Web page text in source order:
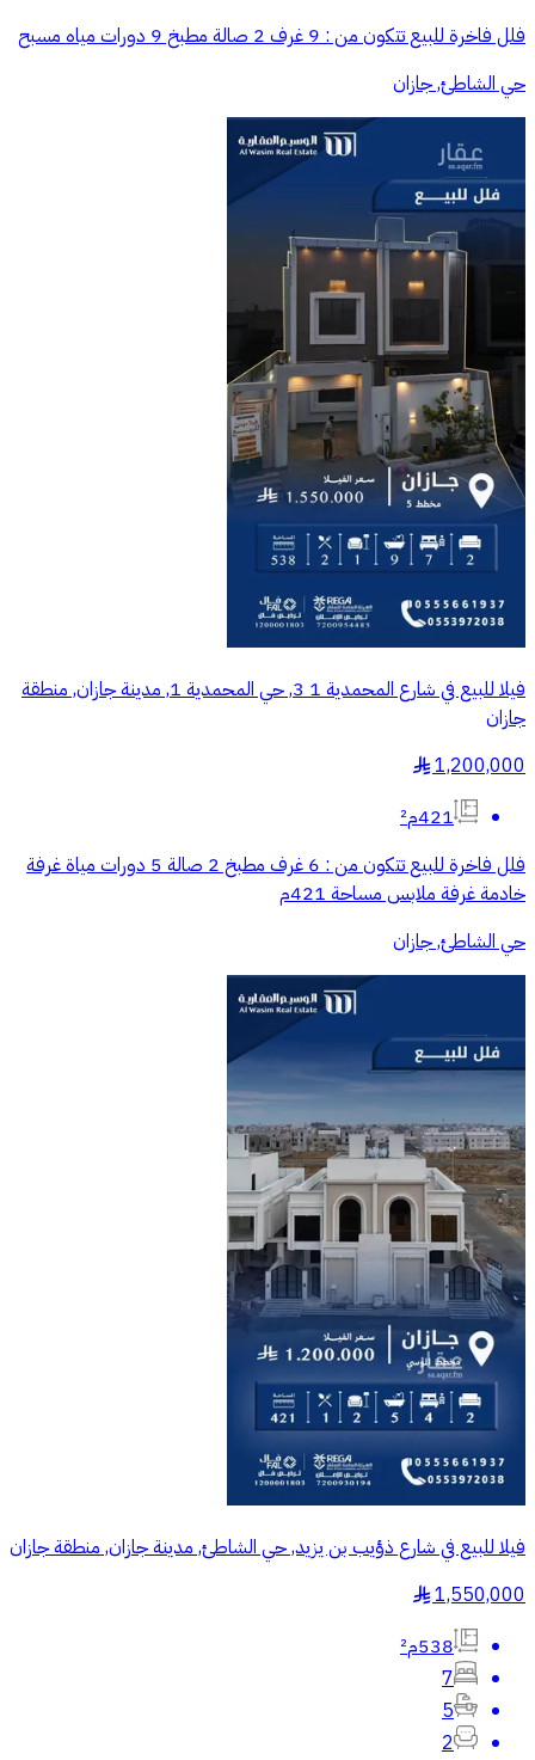
فلل فاخرة للبيع تتكون من : 9 غرف 2 صالة مطبخ 9 دورات مياه مسبح
حي الشاطئ, جازان
فيلا للبيع في شارع المحمدية 1 3, حي المحمدية 1, مدينة جازان, منطقة
جازان
1,200,000
§
421م²
فلل فاخرة للبيع تتكون من : 6 غرف مطبخ 2 صالة 5 دورات مياة غرفة
خادمة غرفة ملابس مساحة 421م
حي الشاطئ, جازان
فيلا للبيع في شارع ذؤيب بن يزيد, حي الشاطئ, مدينة جازان, منطقة جازان
1,550,000
§
538م²
7
5
2